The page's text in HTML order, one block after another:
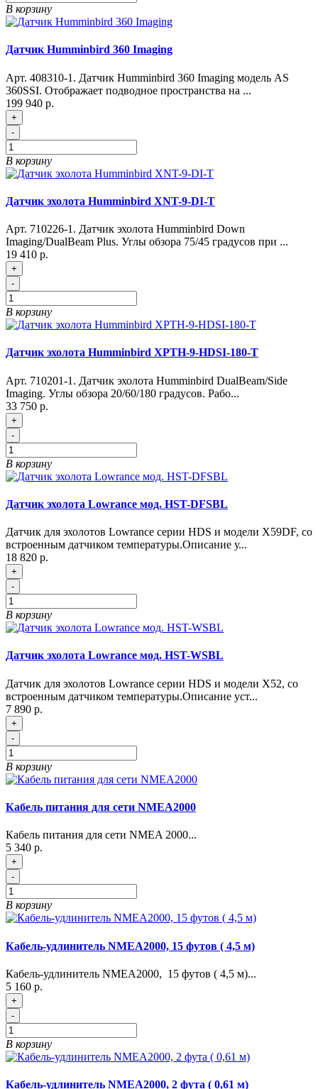
В корзину
Датчик Humminbird 360 Imaging
Арт. 408310-1. Датчик Humminbird 360 Imaging модель AS
360SSI. Отображает подводное пространства на ...
199 940 р.
+
-
В корзину
Датчик эхолота Humminbird XNT-9-DI-T
Арт. 710226-1. Датчик эхолота Humminbird Down
Imaging/DualBeam Plus. Углы обзора 75/45 градусов при ...
19 410 р.
+
-
В корзину
Датчик эхолота Humminbird XPTH-9-HDSI-180-T
Арт. 710201-1. Датчик эхолота Humminbird DualBeam/Side
Imaging. Углы обзора 20/60/180 градусов. Рабо...
33 750 р.
+
-
В корзину
Датчик эхолота Lowrance мод. HST-DFSBL
Датчик для эхолотов Lowrance серии HDS и модели X59DF, со
встроенным датчиком температуры.Описание у...
18 820 р.
+
-
В корзину
Датчик эхолота Lowrance мод. HST-WSBL
Датчик для эхолотов Lowrance серии HDS и модели X52, со
встроенным датчиком температуры.Описание уст...
7 890 р.
+
-
В корзину
Кабель питания для сети NMEA2000
Кабель питания для сети NMEA 2000...
5 340 р.
+
-
В корзину
Кабель-удлинитель NMEA2000, 15 футов ( 4,5 м)
Кабель-удлинитель NMEA2000, 15 футов ( 4,5 м)...
5 160 р.
+
-
В корзину
Кабель-удлинитель NMEA2000, 2 фута ( 0,61 м)